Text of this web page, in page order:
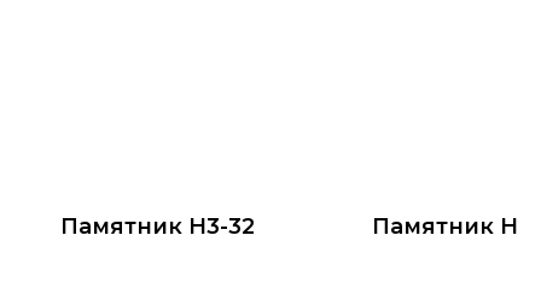
Памятник H3-32 Памятник